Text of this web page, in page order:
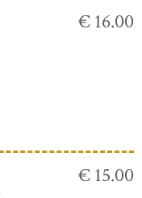
€ 16.00
€ 15.00